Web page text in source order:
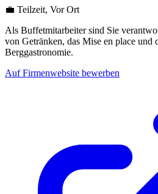
💼 Teilzeit, Vor Ort
Als Buffetmitarbeiter sind Sie
von Getränken, das Mise en place und
Berggastronomie.
Auf Firmenwebsite bewerben